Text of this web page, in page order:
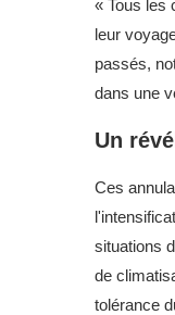
« Tous les
leur
passés,
dans une
Un
Ces
situations
de
tolérance